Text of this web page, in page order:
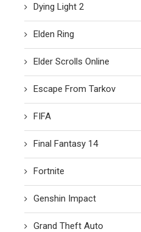
Dying Light 2
Elden Ring
Elder Scrolls Online
Escape From Tarkov
FIFA
Final Fantasy 14
Fortnite
Genshin Impact
Grand Theft Auto